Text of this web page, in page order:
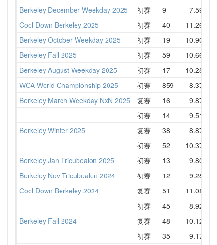
Berkeley December Weekday 2025
初赛 9 7.59
Cool Down Berkeley 2025
初赛 40 11.26
Berkeley October Weekday 2025
初赛 19 10.90
Berkeley Fall 2025
初赛 59 10.66
Berkeley August Weekday 2025
初赛 17 10.28
WCA World Championship 2025
初赛 859 8.37
Berkeley March Weekday NxN 2025
复赛 16 9.87
初赛
14 9.51
Berkeley Winter 2025
复赛 38 8.87
初赛
52 10.37
Berkeley Jan Tricubealon 2025
初赛 13 9.80
Berkeley Nov Tricubealon 2024
初赛 12 9.28
Cool Down Berkeley 2024
复赛 51 11.08
初赛
45 8.92
Berkeley Fall 2024
复赛 48 10.12
初赛
35 9.17